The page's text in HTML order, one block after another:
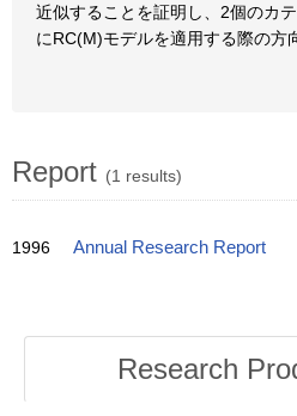
近似することを証明し、2個のカ
にRC(M)モデルを適用する際の方
Report (1 results)
1996 Annual Research Report
Research